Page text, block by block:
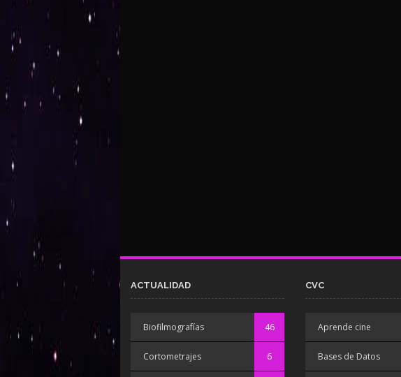
ACTUALIDAD
Biofilmografías 46
Cortometrajes 6
CVC
Aprende cine
Bases de Datos